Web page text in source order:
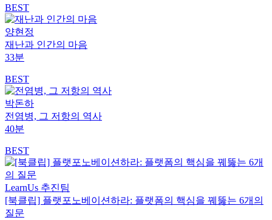
BEST
양현정
재난과 인간의 마음
33분
BEST
박돈하
전염병, 그 저항의 역사
40분
BEST
LearnUs 추진팀
[북클립] 플랫포노베이션하라: 플랫폼의 핵심을 꿰뚫는 6개의
질문